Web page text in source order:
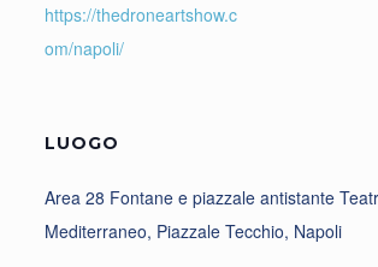
https://thedroneartshow.c
om/napoli/
LUOGO
Area 28 Fontane e piazzale antistante
Mediterraneo, Piazzale Tecchio, Napoli